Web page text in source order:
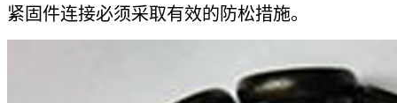
紧固件连接必须采取有效的防松措施。